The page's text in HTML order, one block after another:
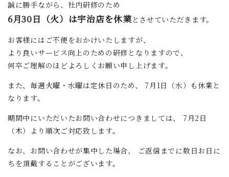
誠に勝手ながら、社内研修のため
6月30日（火）は宇治店を休業とさせていただきます。
お客様にはご不便をおかけいたしますが、
より良いサービス向上のための研修となりますので、
何卒ご理解のほどよろしくお願い申し上げます。
また、毎週火曜・水曜は定休日のため、 7月1日（水）も休業と
なります。
期間中にいただいたお問い合わせにつきましては、 7月2日
（木）より順次ご対応致します。
なお、お問い合わせが集中した場合、 ご返信までに数日お日に
ちを頂戴することがございます。